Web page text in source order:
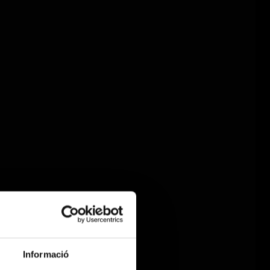
Informació